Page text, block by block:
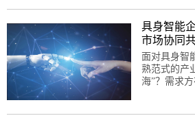
具身智能
市场协同
面对具身智
熟范式的产
海”？需求方